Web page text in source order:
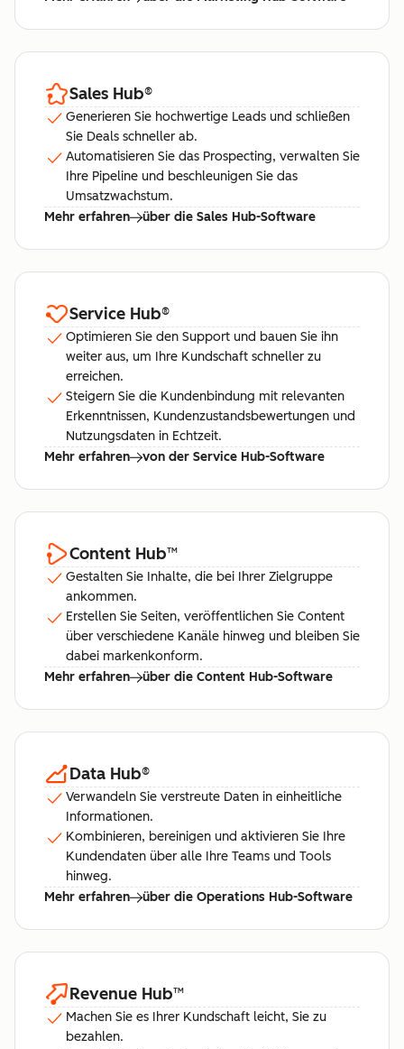
Sales Hub®
Generieren Sie hochwertige Leads und schließen
Sie Deals schneller ab.
Automatisieren Sie das Prospecting, verwalten Sie
Ihre Pipeline und beschleunigen Sie das
Umsatzwachstum.
Mehr erfahren
über die Sales Hub-Software
Service Hub®
Optimieren Sie den Support und bauen Sie ihn
weiter aus, um Ihre Kundschaft schneller zu
erreichen.
Steigern Sie die Kundenbindung mit relevanten
Erkenntnissen, Kundenzustandsbewertungen und
Nutzungsdaten in Echtzeit.
Mehr erfahren
von der Service Hub-Software
Content Hub™
Gestalten Sie Inhalte, die bei Ihrer Zielgruppe
ankommen.
Erstellen Sie Seiten, veröffentlichen Sie Content
über verschiedene Kanäle hinweg und bleiben Sie
dabei markenkonform.
Mehr erfahren
über die Content Hub-Software
Data Hub®
Verwandeln Sie verstreute Daten in einheitliche
Informationen.
Kombinieren, bereinigen und aktivieren Sie Ihre
Kundendaten über alle Ihre Teams und Tools
hinweg.
Mehr erfahren
über die Operations Hub-Software
Revenue Hub™
Machen Sie es Ihrer Kundschaft leicht, Sie zu
bezahlen.